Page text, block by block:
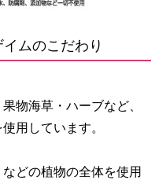
ムのこだわり
物海草・ハーブなど、
用しています。
どの植物の全体を使用